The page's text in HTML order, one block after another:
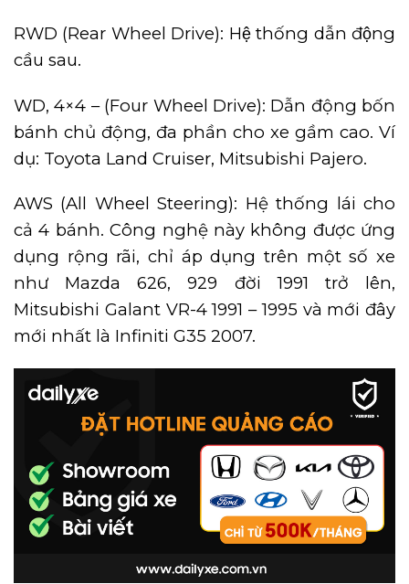
RWD (Rear Wheel Drive): Hệ thống dẫn động
cầu sau.
WD, 4×4 – (Four Wheel Drive): Dẫn động bốn
bánh chủ động, đa phần cho xe gầm cao. Ví
dụ: Toyota Land Cruiser, Mitsubishi Pajero.
AWS (All Wheel Steering): Hệ thống lái cho
cả 4 bánh. Công nghệ này không được ứng
dụng rộng rãi, chỉ áp dụng trên một số xe
như Mazda 626, 929 đời 1991 trở lên,
Mitsubishi Galant VR-4 1991 – 1995 và mới đây
mới nhất là Infiniti G35 2007.